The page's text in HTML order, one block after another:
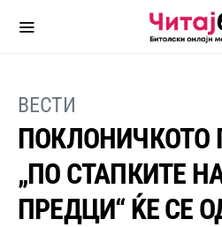
ВЕСТИ
ПОКЛОНИЧКОТО
„ПО СТАПКИТЕ
ПРЕДЦИ“ ЌЕ СЕ